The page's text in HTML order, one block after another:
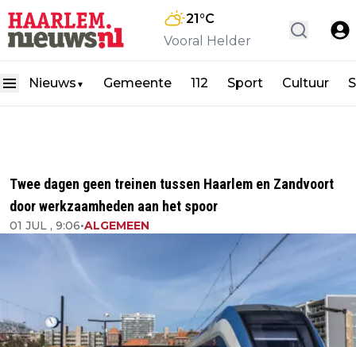
21°C
Vooral Helder
Nieuws ▼ Gemeente 112 Sport Cultuur
Twee dagen geen treinen tussen Haarlem en Zandvoort
door werkzaamheden aan het spoor
01 JUL , 9:06•ALGEMEEN